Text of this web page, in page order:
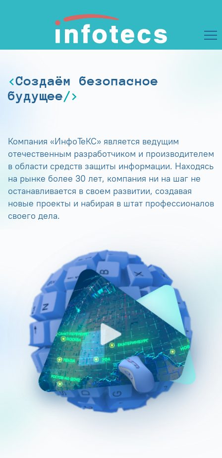
Создаём безопасное
будущее
Компания «ИнфоТеКС» является ведущим
отечественным разработчиком и производителем
в области средств защиты информации. Находясь
на рынке более 30 лет, компания ни на шаг не
останавливается в своем развитии, создавая
новые проекты и набирая в штат профессионалов
своего дела.